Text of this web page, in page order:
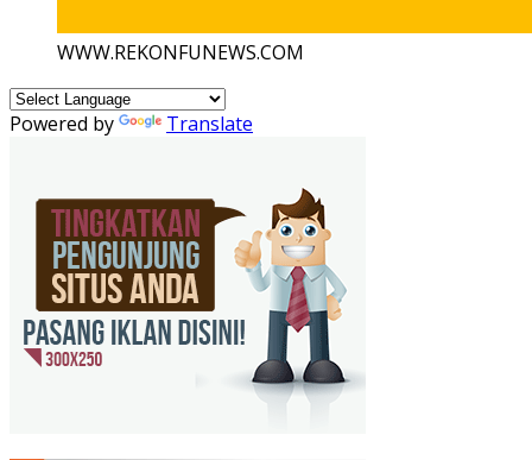
WWW.REKONFUNEWS.COM
Powered by Translate